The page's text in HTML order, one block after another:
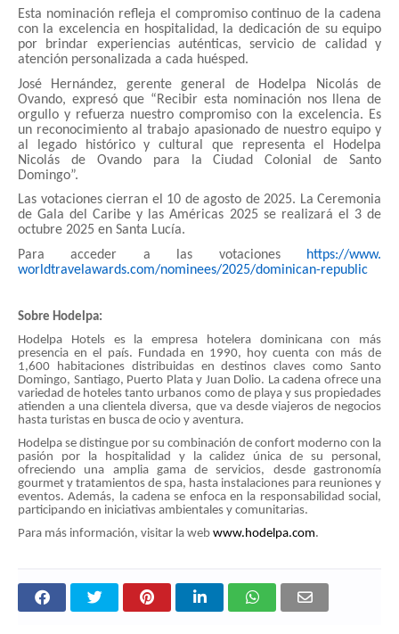
Esta nominación refleja el compromiso continuo de la cadena
con la excelencia en hospitalidad, la dedicación de su equipo
por brindar experiencias auténticas, servicio de calidad y
atención personalizada a cada huésped.
José Hernández, gerente general de Hodelpa Nicolás de
Ovando, expresó que “Recibir esta nominación nos llena de
orgullo y refuerza nuestro compromiso con la excelencia. Es
un reconocimiento al trabajo apasionado de nuestro equipo y
al legado histórico y cultural que representa el Hodelpa
Nicolás de Ovando para la Ciudad Colonial de Santo
Domingo”.
Las votaciones cierran el 10 de agosto de 2025. La Ceremonia
de Gala del Caribe y las Américas 2025 se realizará el 3 de
octubre 2025 en Santa Lucía.
Para acceder a las votaciones
https://www.
worldtravelawards.com/nominees/2025/dominican-republic
Sobre Hodelpa:
Hodelpa Hotels es la empresa hotelera dominicana con más
presencia en el país. Fundada en 1990, hoy cuenta con más de
1,600 habitaciones distribuidas en destinos claves como Santo
Domingo, Santiago, Puerto Plata y Juan Dolio. La cadena ofrece una
variedad de hoteles tanto urbanos como de playa y sus propiedades
atienden a una clientela diversa, que va desde viajeros de negocios
hasta turistas en busca de ocio y aventura.
Hodelpa se distingue por su combinación de confort moderno con la
pasión por la hospitalidad y la calidez única de su personal,
ofreciendo una amplia gama de servicios, desde gastronomía
gourmet y tratamientos de spa, hasta instalaciones para reuniones y
eventos. Además, la cadena se enfoca en la responsabilidad social,
participando en iniciativas ambientales y comunitarias.
Para más información, visitar la web www.hodelpa.com.